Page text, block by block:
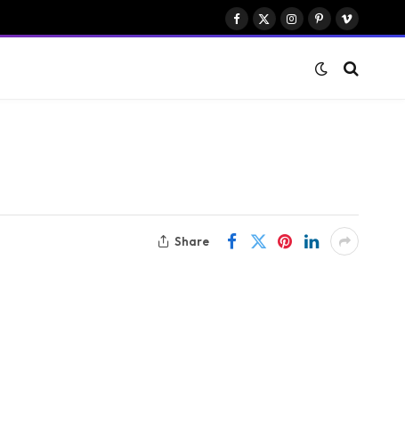
Facebook
X
Instagram
PinterestVimeo
Share